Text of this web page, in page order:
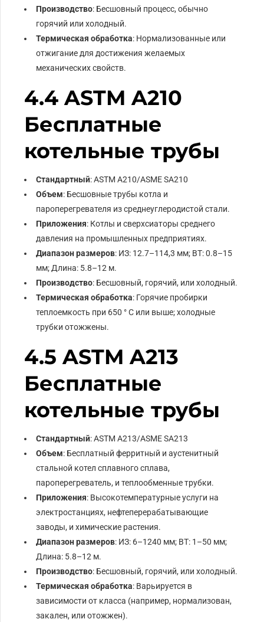
Производство: Бесшовный процесс, обычно
горячий или холодный.
Термическая обработка: Нормализованные или
отжигание для достижения желаемых
механических свойств.
4.4 ASTM A210
Бесплатные
котельные трубы
Стандартный: ASTM A210/ASME SA210
Объем: Бесшовные трубы котла и
пароперегревателя из среднеуглеродистой стали.
Приложения: Котлы и сверхсиаторы среднего
давления на промышленных предприятиях.
Диапазон размеров: ИЗ: 12.7–114,3 мм; ВТ: 0.8–15
мм; Длина: 5.8–12 м.
Производство: Бесшовный, горячий, или холодный.
Термическая обработка: Горячие пробирки
теплоемкость при 650 ° С или выше; холодные
трубки отожжены.
4.5 ASTM A213
Бесплатные
котельные трубы
Стандартный: ASTM A213/ASME SA213
Объем: Бесплатный ферритный и аустенитный
стальной котел сплавного сплава,
пароперегреватель, и теплообменные трубки.
Приложения: Высокотемпературные услуги на
электростанциях, нефтеперерабатывающие
заводы, и химические растения.
Диапазон размеров: ИЗ: 6–1240 мм; ВТ: 1–50 мм;
Длина: 5.8–12 м.
Производство: Бесшовный, горячий, или холодный.
Термическая обработка: Варьируется в
зависимости от класса (например, нормализован,
закален, или отожжен).